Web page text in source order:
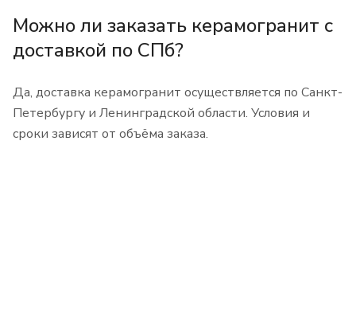
Можно ли заказать керамогранит с
доставкой по СПб?
Да, доставка керамогранит осуществляется по Санкт-
Петербургу и Ленинградской области. Условия и
сроки зависят от объёма заказа.